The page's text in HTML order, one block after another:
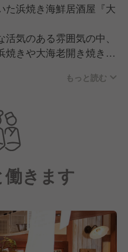
た浜焼き海鮮居酒屋『大
気のある雰囲気の中、
焼きや大海老開き焼きな
取り入れたオリジナルメ
"利他の心 三方良し"。
引様・従業員様の三者が
しています。
もっと読む
きます